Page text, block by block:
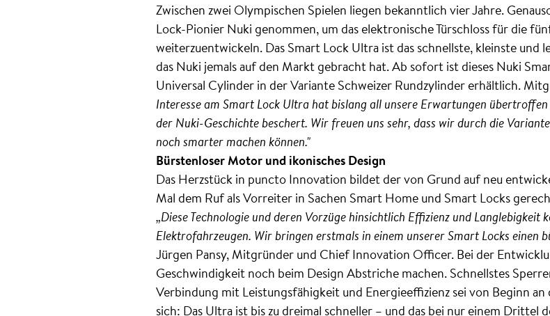
Zwischen zwei Olympischen Spielen liegen bekanntlich vier Jahre.
Lock-Pionier Nuki genommen, um das elektronische Türschloss für die
weiterzuentwickeln. Das Smart Lock Ultra ist das schnellste, kleinste und
das Nuki jemals auf den Markt gebracht hat. Ab sofort ist dieses Nuki
Universal Cylinder in der Variante Schweizer Rundzylinder erhältlich.
Interesse am Smart Lock Ultra hat bislang all unsere Erwartungen
der Nuki-Geschichte beschert. Wir freuen uns sehr, dass wir durch die
noch smarter machen können."
Bürstenloser Motor und ikonisches Design
Das Herzstück in puncto Innovation bildet der von Grund auf neu
Mal dem Ruf als Vorreiter in Sachen Smart Home und Smart Locks
„Diese Technologie und deren Vorzüge hinsichtlich Effizienz und Langlebigkeit
Elektrofahrzeugen. Wir bringen erstmals in einem unserer Smart Locks einen
Jürgen Pansy, Mitgründer und Chief Innovation Officer. Bei der
Geschwindigkeit noch beim Design Abstriche machen. Schnellstes
Verbindung mit Leistungsfähigkeit und Energieeffizienz sei von Beginn an
sich: Das Ultra ist bis zu dreimal schneller – und das bei nur einem